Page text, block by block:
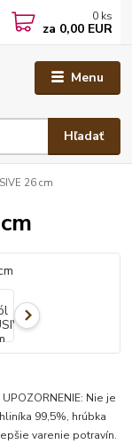
Menu
Hľadať
0 ks
za 0,00 EUR
26 cm
Nie je
99,5%, hrúbka
varenie potravín.